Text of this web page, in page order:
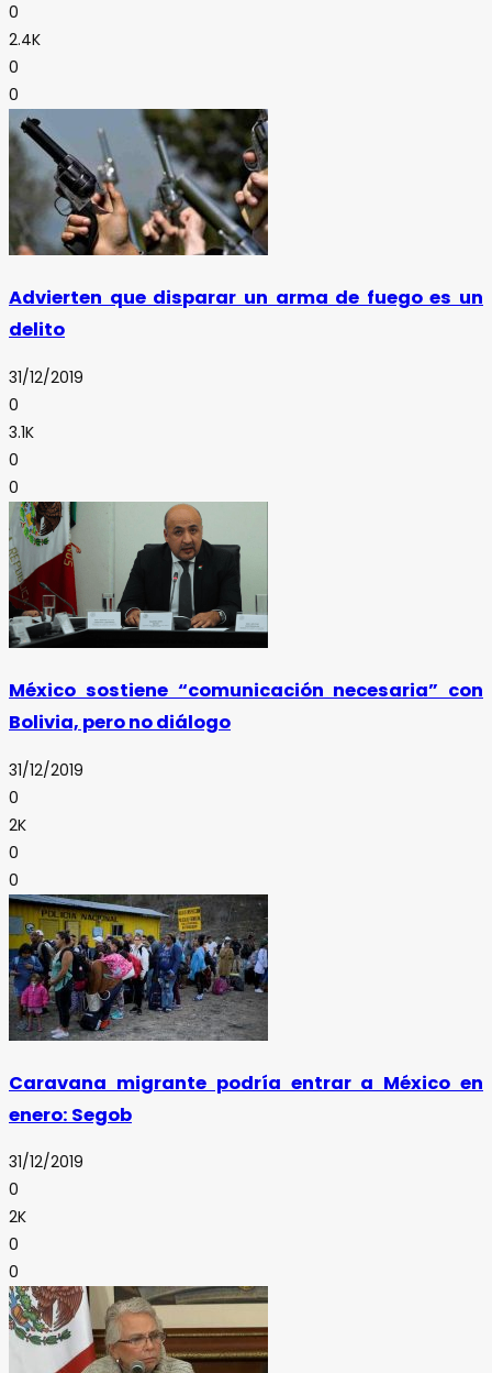
0
2.4K
0
0
Advierten que disparar un arma de fuego es un
delito
31/12/2019
0
3.1K
0
0
México sostiene “comunicación necesaria” con
Bolivia, pero no diálogo
31/12/2019
0
2K
0
0
Caravana migrante podría entrar a México en
enero: Segob
31/12/2019
0
2K
0
0